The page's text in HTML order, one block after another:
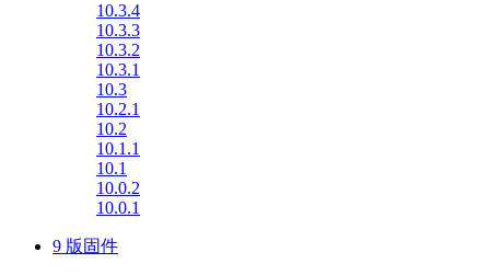
10.3.4
10.3.3
10.3.2
10.3.1
10.3
10.2.1
10.2
10.1.1
10.1
10.0.2
10.0.1
9 版固件